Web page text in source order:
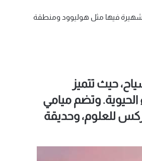
فيها مثل هوليوود ومنطقة
حيث تتميز
الحيوية. وتضم ميامي
للعلوم، وحديقة